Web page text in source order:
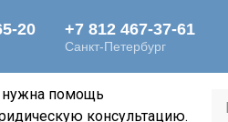
нужна помощь
консультацию.